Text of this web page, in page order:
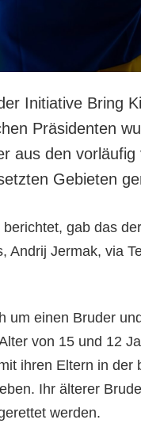
Initiative Bring
Präsidenten
aus den vorläufig
Gebieten
gab das
Andrij Jermak, via
um einen Bruder
von 15 und 12
ihren Eltern in der
Ihr älterer
werden.